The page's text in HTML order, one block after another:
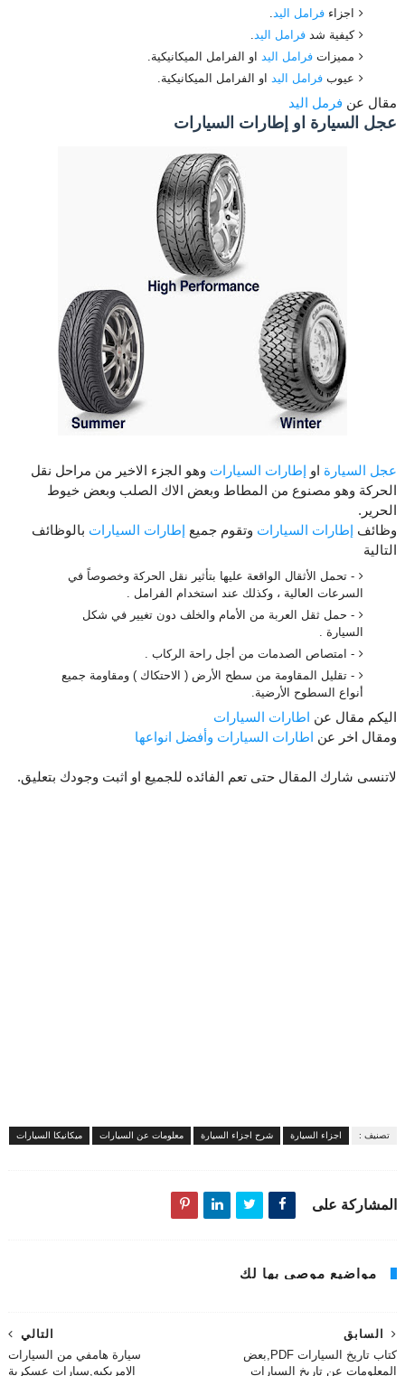
اجزاءفرامل اليد
كيفية شدفرامل اليد
مميزاتفرامل اليد او الفرامل الميكانيكية.
عيوبفرامل اليد او الفرامل الميكانيكية.
مقال عن فرمل اليد
عجل السيارة او إطارات السيارات
عجل السيارة او إطارات السيارات وهو الجزء الاخير من مراحل نقل
الحركة وهو مصنوع من المطاط وبعض الاك الصلب وبعض خيوط
الحرير.
وظائف إطارات السيارات وتقوم جميع إطارات السيارات بالوظائف
التالية
- تحمل الأثقال الواقعة عليها بتأثير نقل الحركة وخصوصاً في
السرعات العالية ، وكذلك عند استخدام الفرامل .
- حمل ثقل العربة من الأمام والخلف دون تغيير في شكل
السيارة .
- امتصاص الصدمات من أجل راحة الركاب .
- تقليل المقاومة من سطح الأرض ( الاحتكاك ) ومقاومة جميع
أنواع السطوح الأرضية.
اليكم مقال عن اطارات السيارات
ومقال اخر عن اطارات السيارات وأفضل انواعها
لاتنسى شارك المقال حتى تعم الفائده للجميع او اثبت وجودك بتعليق.
تصنيف : اجزاء السيارة شرح اجزاء السيارة معلومات عن السيارات ميكانيكا السيارات
المشاركة على
مواضيع موصى بها لك
التالي
سيارة هامفي من السيارات
الامريكيه,سيارات عسكرية
السابق
كتاب تاريخ السيارات PDF,بعض
المعلومات عن تاريخ السيارات